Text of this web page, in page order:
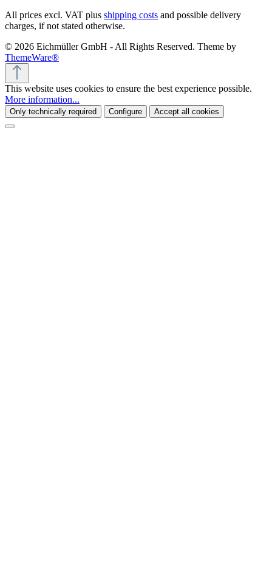
All prices excl. VAT plus shipping costs and possible delivery
charges, if not stated otherwise.
© 2026 Eichmüller GmbH - All Rights Reserved. Theme by
ThemeWare®
This website uses cookies to ensure the best experience possible.
More information...
Only technically required Configure Accept all cookies